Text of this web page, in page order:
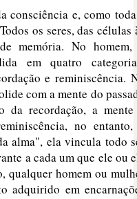
consciência e, como
os seres, das células
memória. No
em quatro
e reminiscência.
com a mente do
da recordação, a
no
alma", ela vincula todo
a cada um que ele ou
qualquer homem ou
adquirido em